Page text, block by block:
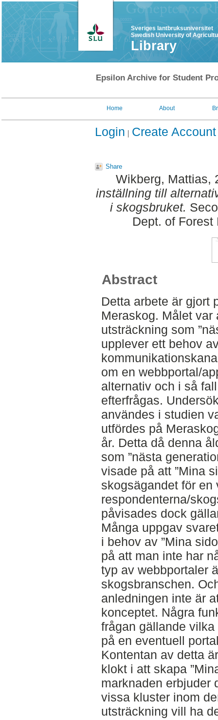
Sveriges lantbruksuniversitet
Swedish University of
Library
Epsilon Archive for Student
Home About
Login Create Account
Share
Wikberg, Mattias,
inställning till
i skogsbruket.
Dept. of
Abstract
Detta arbete är gjort
Meraskog. Målet
utsträckning som
upplever ett behov
om en webbportal/
alternativ och i så
efterfrågas.
användes i studien
utfördes på
år. Detta då denna
som ”nästa
visade på att ”Mina
skogsägandet för en
respondenterna/
påvisades dock
Många uppgav
i behov av ”Mina
på att man inte har
typ av webbportaler
skogsbranschen.
anledningen inte är
konceptet. Några
frågan gällande
på en eventuell
Kontentan av detta
klokt i att skapa
marknaden erbjuder
vissa kluster inom
utsträckning vill ha